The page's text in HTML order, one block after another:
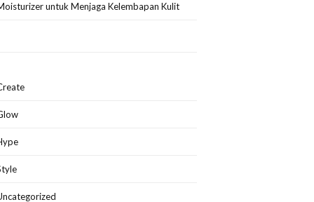
untuk Menjaga Kelembapan Kulit